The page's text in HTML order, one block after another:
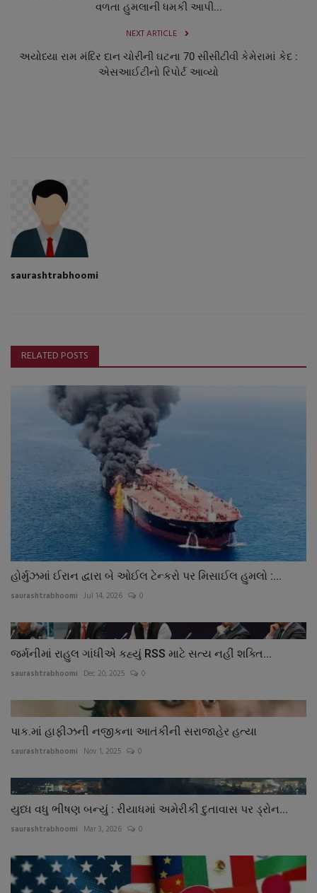
વળતા હુમલાની ધમકી આપી...
NEXT ARTICLE
અયોધ્યા રામ મંદિર દાન ચોરીની ઘટના 70 સીસીટીવી કેમેરામાં કેદ :
એસઆઈટીનો રિપોર્ટ આવ્યો
saurashtrabhoomi
RELATED POSTS
હોર્મુઝમાં ઈરાન દ્વારા બે ઓઈલ ટેન્કરો પર મિસાઈલ હુમલો :...
saurashtrabhoomi Jul 14, 2026 0
જર્મનીમાં રાહુલ ગાંધીએ કહ્યું RSS માટે સત્ય નહીં શક્તિ...
saurashtrabhoomi Dec 20, 2025 0
પાક.માં હાફીઝની નજીકના આતંકીની સરાજાહેર હત્યા
saurashtrabhoomi Nov 1, 2025 0
યુધ્ધ વધુ ભીષણ બન્યું : રીયાધમાં અમેરીકી દુતાવાસ પર ડ્રોન...
saurashtrabhoomi Mar 3, 2026 0